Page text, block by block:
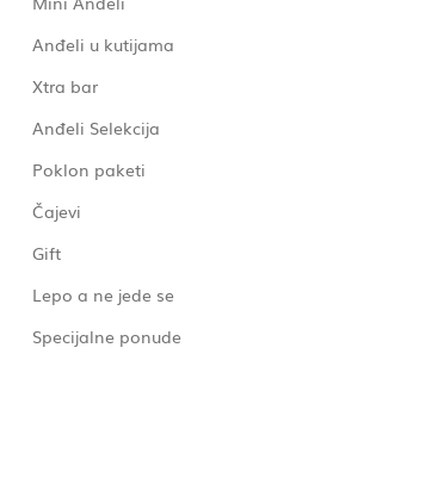
Anđeli u kutijama
Xtra bar
Anđeli Selekcija
Poklon paketi
Čajevi
Gift
Lepo a ne jede se
Specijalne ponude